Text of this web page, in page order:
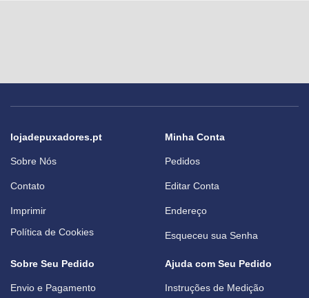
lojadepuxadores.pt
Sobre Nós
Contato
Imprimir
Política de Cookies
Minha Conta
Pedidos
Editar Conta
Endereço
Esqueceu sua Senha
Sobre Seu Pedido
Envio e Pagamento
Ajuda com Seu Pedido
Instruções de Medição